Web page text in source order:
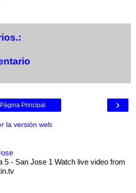
›
Página Principal
la versión web
5 - San Jose 1 Watch live video from